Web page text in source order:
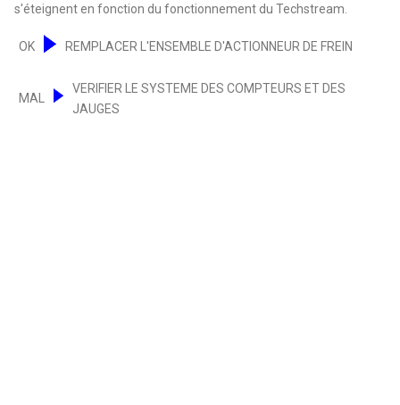
s'éteignent en fonction du fonctionnement du Techstream.
OK REMPLACER L'ENSEMBLE D'ACTIONNEUR DE FREIN
MAL
VERIFIER LE SYSTEME DES COMPTEURS ET DES
JAUGES